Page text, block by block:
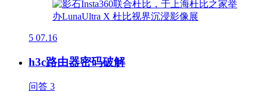
5 07.16
h3c路由器密码破解
问答 3